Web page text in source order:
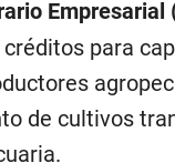
Empresarial
créditos para
de cultivos